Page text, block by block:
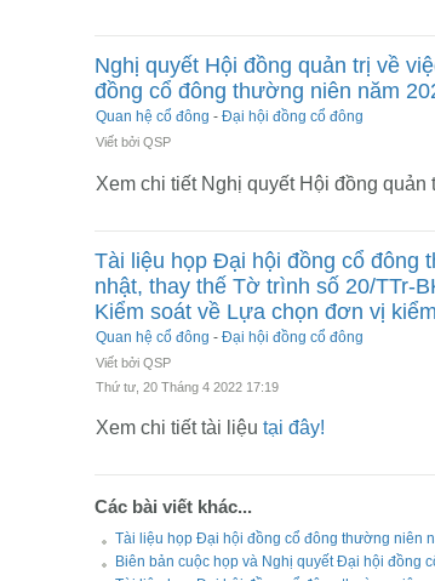
Nghị quyết Hội đồng quản trị về
đồng cổ đông thường niên năm
Quan hệ cổ đông - Đại hội đồng cổ đông
Viết bởi QSP
Xem chi tiết Nghị quyết Hội đồng quản
Tài liệu họp Đại hội đồng cổ đông
nhật, thay thế Tờ trình số 20/TTr-
Kiểm soát về Lựa chọn đơn vị
Quan hệ cổ đông - Đại hội đồng cổ đông
Viết bởi QSP
Thứ tư, 20 Tháng 4 2022 17:19
Xem chi tiết tài liệu tại đây!
Các bài viết khác...
Tài liệu họp Đại hội đồng cổ đông thường niên
Biên bản cuộc họp và Nghị quyết Đại hội đồng